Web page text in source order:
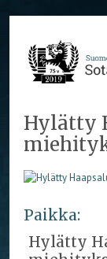
Hylätty
Paikka:
Hylätty